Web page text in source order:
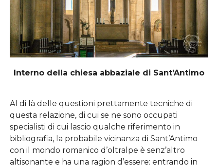
Interno della chiesa abbaziale di Sant’Antimo
Al di là delle questioni prettamente tecniche di
questa relazione, di cui se ne sono occupati
specialisti di cui lascio qualche riferimento in
bibliografia, la probabile vicinanza di Sant’Antimo
con il mondo romanico d’oltralpe è senz’altro
altisonante e ha una ragion d’essere: entrando in